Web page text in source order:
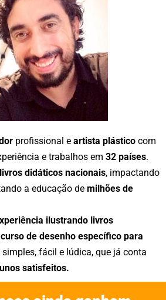
profissional e artista plástico com
e trabalhos em 32 países.
didáticos nacionais, impactando
a educação de milhões de
ilustrando livros
curso de desenho específico para
fácil e lúdica, que já conta
satisfeitos.